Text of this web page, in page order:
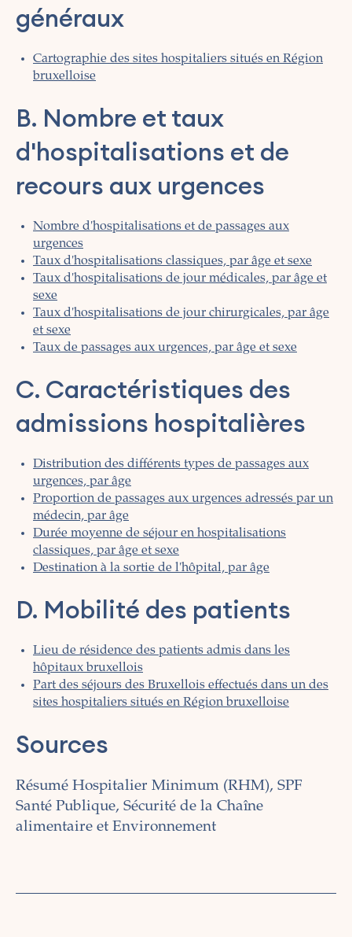
généraux
Cartographie des sites hospitaliers situés en Région
bruxelloise
B. Nombre et taux
d'hospitalisations et de
recours aux urgences
Nombre d'hospitalisations et de passages aux
urgences
Taux d'hospitalisations classiques, par âge et sexe
Taux d'hospitalisations de jour médicales, par âge et
sexe
Taux d'hospitalisations de jour chirurgicales, par âge
et sexe
Taux de passages aux urgences, par âge et sexe
C. Caractéristiques des
admissions hospitalières
Distribution des différents types de passages aux
urgences, par âge
Proportion de passages aux urgences adressés par un
médecin, par âge
Durée moyenne de séjour en hospitalisations
classiques, par âge et sexe
Destination à la sortie de l'hôpital, par âge
D. Mobilité des patients
Lieu de résidence des patients admis dans les
hôpitaux bruxellois
Part des séjours des Bruxellois effectués dans un des
sites hospitaliers situés en Région bruxelloise
Sources
Résumé Hospitalier Minimum (RHM), SPF
Santé Publique, Sécurité de la Chaîne
alimentaire et Environnement